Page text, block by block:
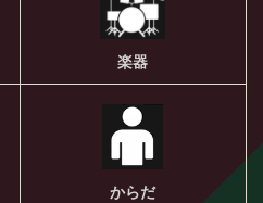
楽器
からだ